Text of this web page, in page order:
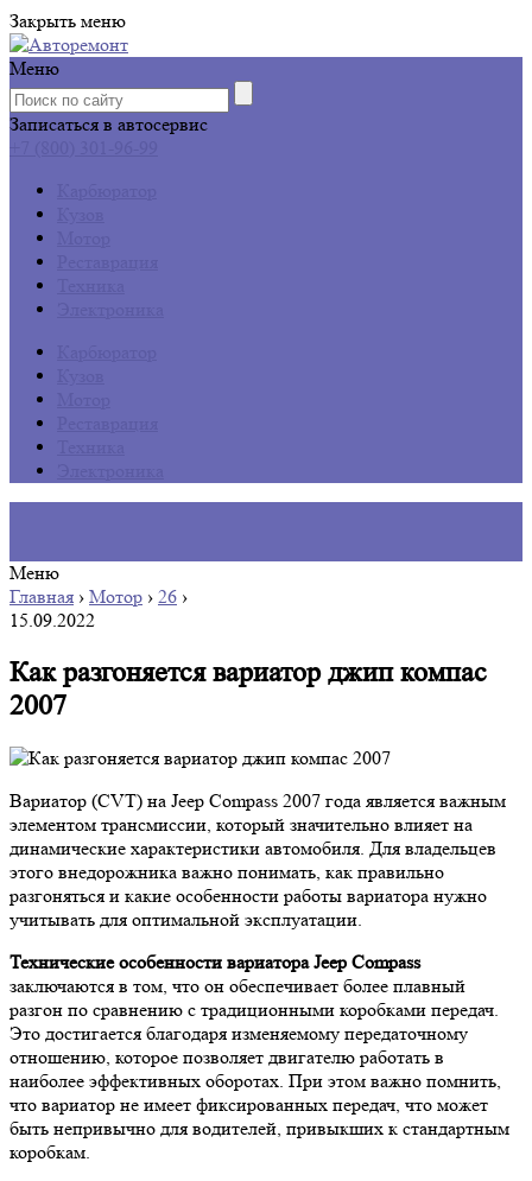
Закрыть меню
Меню
Записаться в автосервис
Меню
Главная › Мотор › 26 ›
15.09.2022
Как разгоняется вариатор джип компас
2007
Вариатор (CVT) на Jeep Compass 2007 года является важным
элементом трансмиссии, который значительно влияет на
динамические характеристики автомобиля. Для владельцев
этого внедорожника важно понимать, как правильно
разгоняться и какие особенности работы вариатора нужно
учитывать для оптимальной эксплуатации.
Технические особенности вариатора Jeep Compass
заключаются в том, что он обеспечивает более плавный
разгон по сравнению с традиционными коробками передач.
Это достигается благодаря изменяемому передаточному
отношению, которое позволяет двигателю работать в
наиболее эффективных оборотах. При этом важно помнить,
что вариатор не имеет фиксированных передач, что может
быть непривычно для водителей, привыкших к стандартным
коробкам.